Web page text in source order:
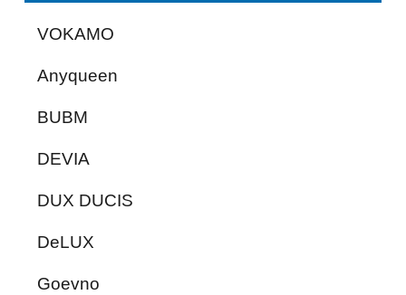
VOKAMO
Anyqueen
BUBM
DEVIA
DUX DUCIS
DeLUX
Goevno